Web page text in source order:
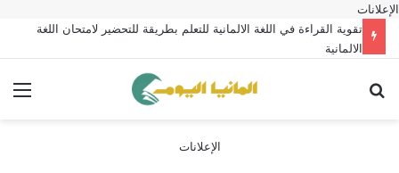
الإعلانات
تقوية القراءة في اللغة الالمانية للتعلم بطريقة للتحضير لامتحان اللغة
الالمانية
الإعلانات